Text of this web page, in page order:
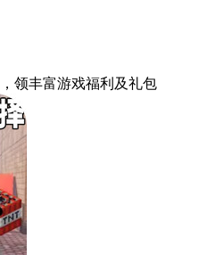
，领丰富游戏福利 及礼包